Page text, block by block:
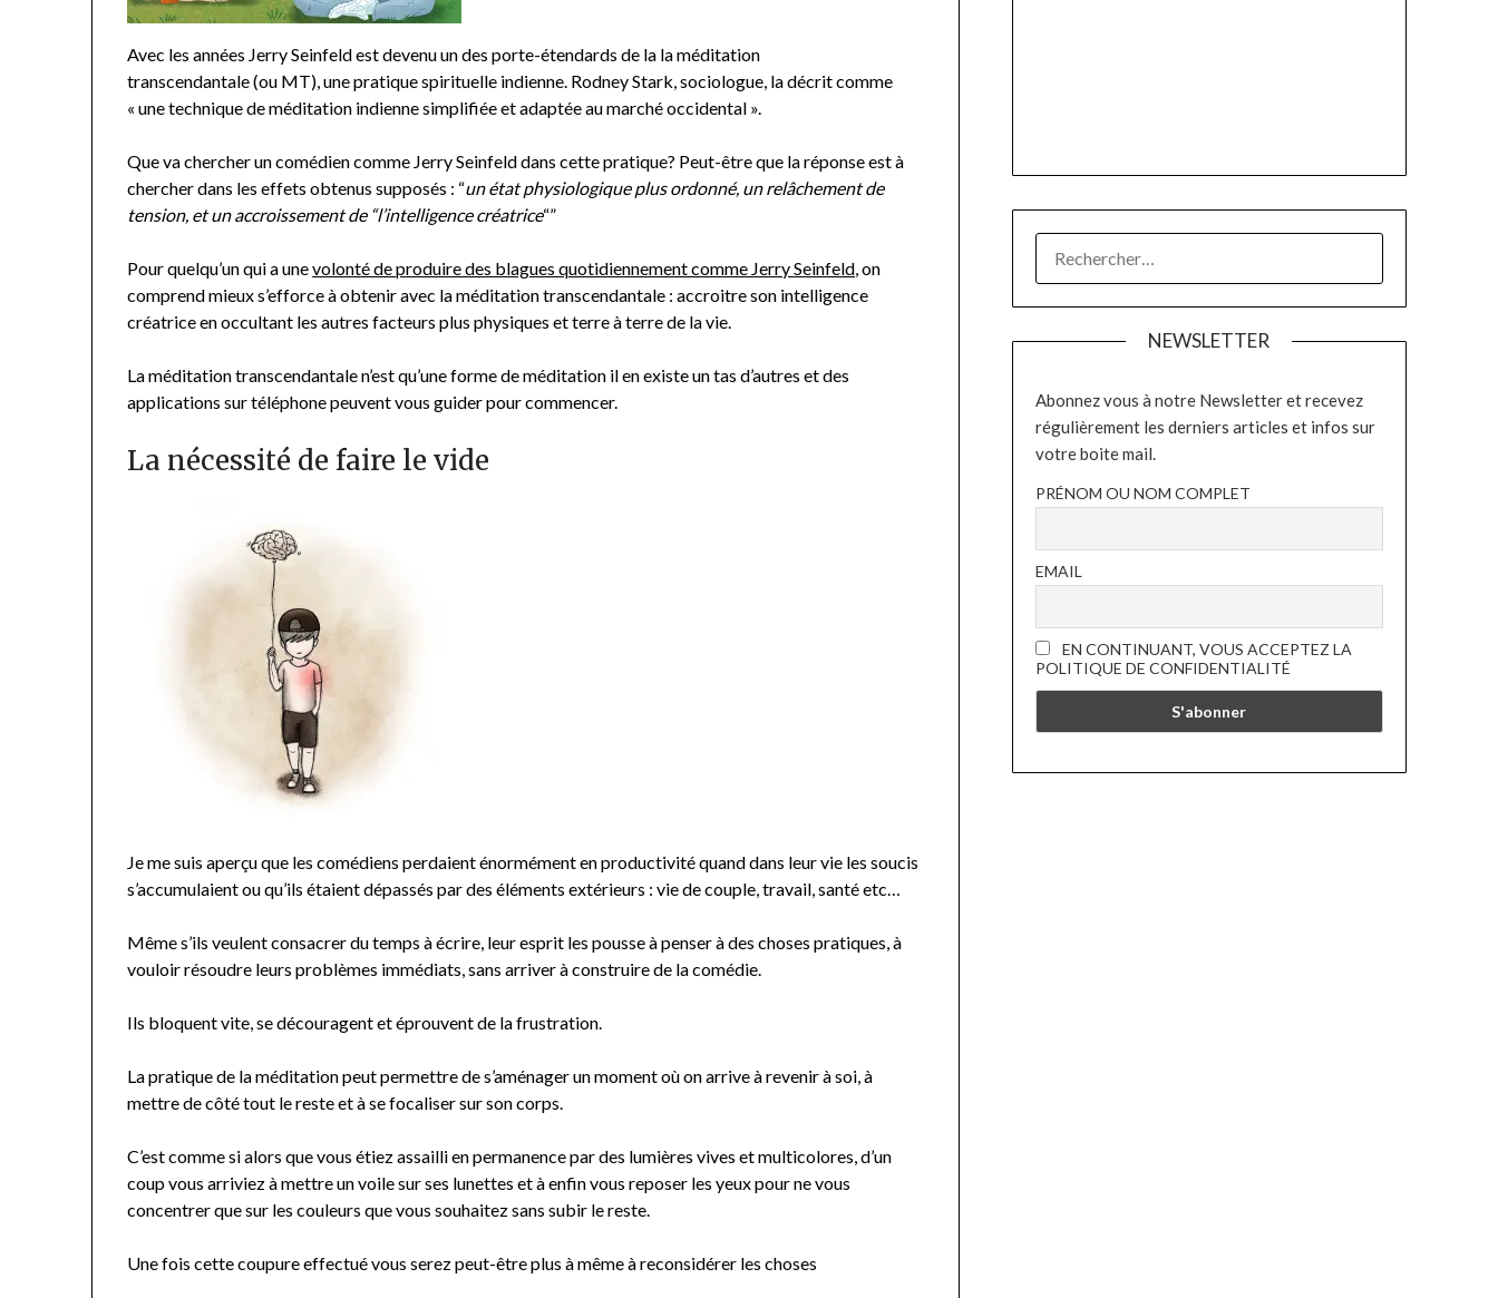
Avec les années Jerry Seinfeld est devenu un des porte-étendards de la la méditation
transcendantale (ou MT), une pratique spirituelle indienne. Rodney Stark, sociologue, la décrit comme
« une technique de méditation indienne simplifiée et adaptée au marché occidental ».
Que va chercher un comédien comme Jerry Seinfeld dans cette pratique? Peut-être que la réponse est à
chercher dans les effets obtenus supposés : “un état physiologique plus ordonné, un relâchement de
tension, et un accroissement de “l’intelligence créatrice“”
Pour quelqu’un qui a unevolonté de produire des blagues quotidiennement comme Jerry Seinfeld, on
comprend mieux s’efforce à obtenir avec la méditation transcendantale : accroitre son intelligence
créatrice en occultant les autres facteurs plus physiques et terre à terre de la vie.
La méditation transcendantale n’est qu’une forme de méditation il en existe un tas d’autres et des
applications sur téléphone peuvent vous guider pour commencer.
La nécessité de faire le vide
Je me suis aperçu que les comédiens perdaient énormément en productivité quand dans leur vie les soucis
s’accumulaient ou qu’ils étaient dépassés par des éléments extérieurs : vie de couple, travail, santé etc…
Même s’ils veulent consacrer du temps à écrire, leur esprit les pousse à penser à des choses pratiques, à
vouloir résoudre leurs problèmes immédiats, sans arriver à construire de la comédie.
Ils bloquent vite, se découragent et éprouvent de la frustration.
La pratique de la méditation peut permettre de s’aménager un moment où on arrive à revenir à soi, à
mettre de côté tout le reste et à se focaliser sur son corps.
C’est comme si alors que vous étiez assailli en permanence par des lumières vives et multicolores, d’un
coup vous arriviez à mettre un voile sur ses lunettes et à enfin vous reposer les yeux pour ne vous
concentrer que sur les couleurs que vous souhaitez sans subir le reste.
Une fois cette coupure effectué vous serez peut-être plus à même à reconsidérer les choses
NEWSLETTER
Abonnez vous à notre Newsletter et recevez
régulièrement les derniers articles et infos sur
votre boite mail.
PRÉNOM OU NOM COMPLET
EMAIL
EN CONTINUANT, VOUS ACCEPTEZ LA
POLITIQUE DE CONFIDENTIALITÉ